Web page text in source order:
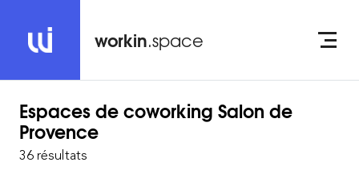
workin.space
Espaces de coworking Salon de
Provence
36 résultats